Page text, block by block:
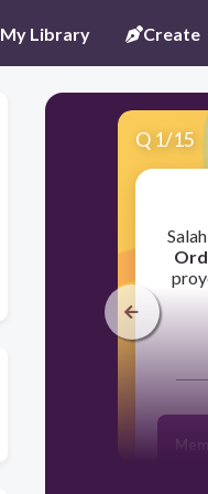
My Library Create
Q 1/15